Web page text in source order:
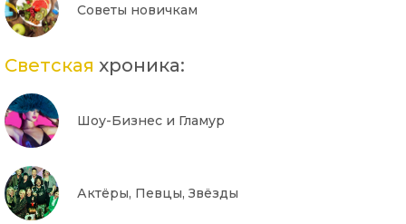
Советы новичкам
Светская хроника:
Шоу-Бизнес и Гламур
Актёры, Певцы, Звёзды